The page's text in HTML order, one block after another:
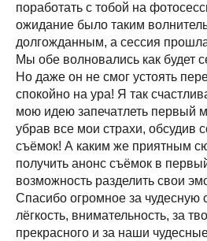
поработать с тобой на
ожидание было таким
долгожданным, а сессия
Мы обе волновались как будет
Но даже он не смог устоять
спокойно на ура! Я так
мою идею запечатлеть первый
убрав все мои страхи, обсудив
съёмок! А каким же приятным
получить анонс съёмок в
возможность разделить свои
Спасибо огромное за чудесную
лёгкость, внимательность, за
прекрасного и за наши